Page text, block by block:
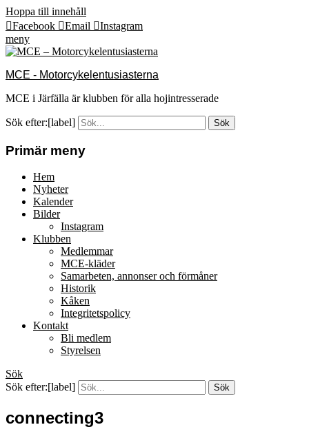
Hoppa till innehåll
Facebook
Email
Instagram
meny
MCE - Motorcykelentusiasterna
MCE i Järfälla är klubben för alla hojintresserade
Sök efter:[label]
Primär meny
Hem
Nyheter
Kalender
Bilder
Instagram
Klubben
Medlemmar
MCE-kläder
Samarbeten, annonser och förmåner
Historik
Kåken
Integritetspolicy
Kontakt
Bli medlem
Styrelsen
Sök
Sök efter:[label]
connecting3